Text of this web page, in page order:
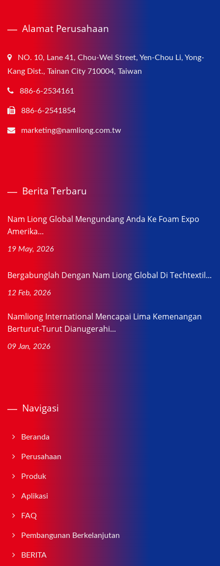
Alamat Perusahaan
NO. 10, Lane 41, Chou-Wei Street, Yen-Chou Li, Yong-
Kang Dist., Tainan City 710004, Taiwan
886-6-2534161
886-6-2541854
marketing@namliong.com.tw
Berita Terbaru
Nam Liong Global Mengundang Anda Ke Foam Expo
Amerika...
19 May, 2026
Bergabunglah Dengan Nam Liong Global Di Techtextil...
12 Feb, 2026
Namliong International Mencapai Lima Kemenangan
Berturut-Turut Dianugerahi...
09 Jan, 2026
Navigasi
Beranda
Perusahaan
Produk
Aplikasi
FAQ
Pembangunan Berkelanjutan
BERITA